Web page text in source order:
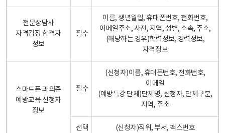
전문상담사
자격검정 합격자
정보
필수
이름, 생년월일, 휴대폰번호, 전화번호,
이메일주소, 사진, 지역, 성별, 소속, 주소,
(해당하는 경우)학력정보, 경력정보,
자격정보
스마트폰 과의존
예방교육 신청자
정보
필수
(신청자)이름, 휴대폰번호, 전화번호,
이메일
(예방특강 단체)단체명, 신청자, 단체구분,
지역, 주소
선택 (신청자)직위, 부서, 팩스번호